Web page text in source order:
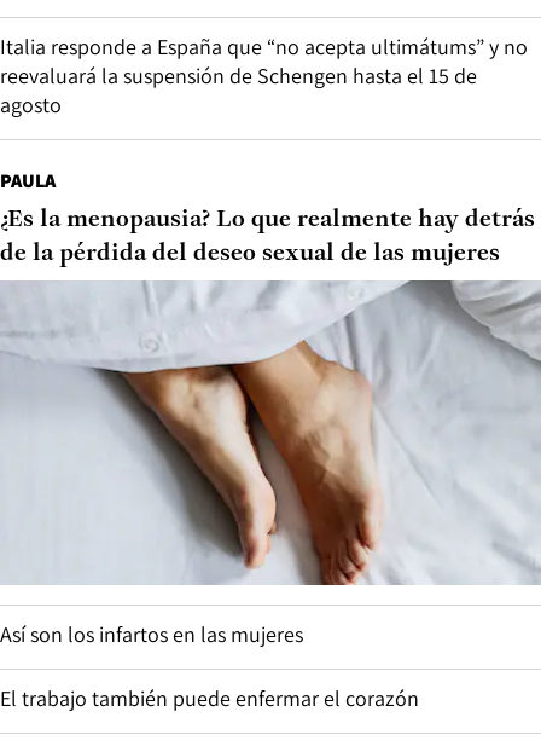
Italia responde a España que “no acepta ultimátums” y no
reevaluará la suspensión de Schengen hasta el 15 de
agosto
PAULA
¿Es la menopausia? Lo que realmente hay detrás
de la pérdida del deseo sexual de las mujeres
Así son los infartos en las mujeres
El trabajo también puede enfermar el corazón